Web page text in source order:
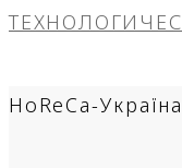
HoReCa-Україна